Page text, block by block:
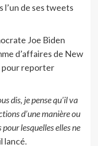
l’un de ses tweets
Joe Biden
d’affaires de New
pour reporter
dis, je pense qu’il va
d’une manière ou
lesquelles elles ne
lancé.